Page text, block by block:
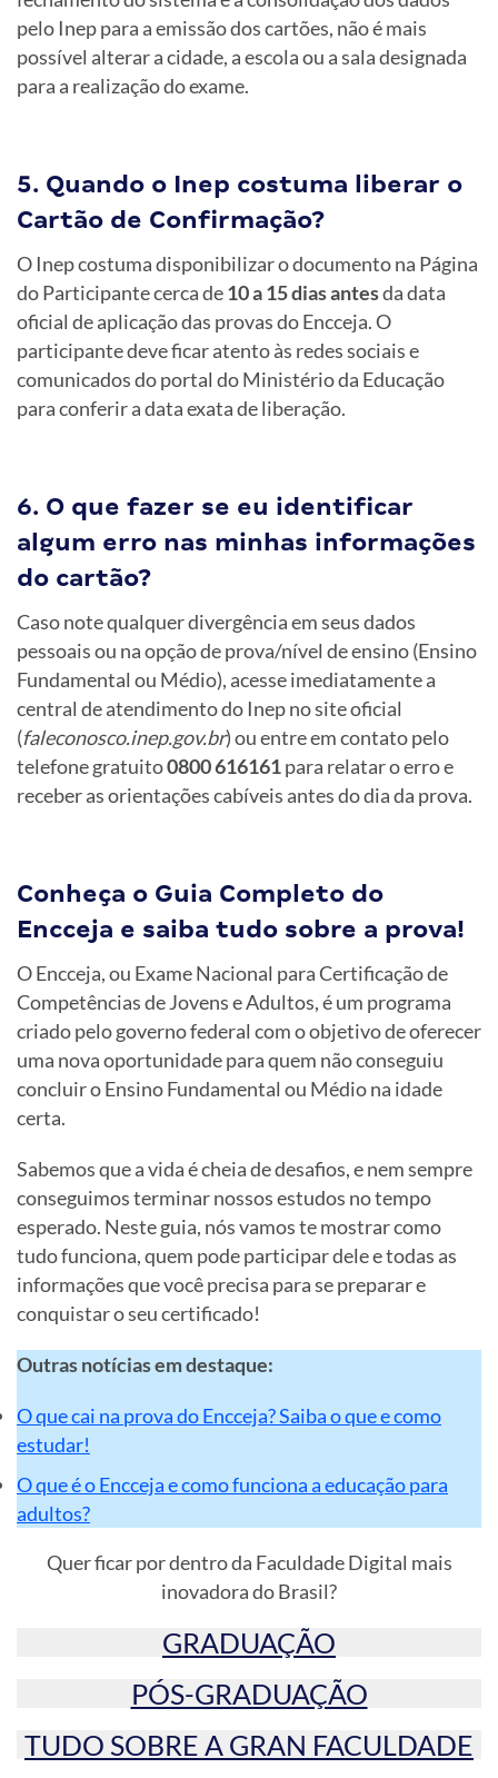
pelo Inep para a emissão dos cartões, não é mais
possível alterar a cidade, a escola ou a sala designada
para a realização do exame.
5. Quando o Inep costuma liberar o
Cartão de Confirmação?
O Inep costuma disponibilizar o documento na Página
do Participante cerca de10 a 15 dias antesda data
oficial de aplicação das provas do Encceja. O
participante deve ficar atento às redes sociais e
comunicados do portal do Ministério da Educação
para conferir a data exata de liberação.
6. O que fazer se eu identificar
algum erro nas minhas informações
do cartão?
Caso note qualquer divergência em seus dados
pessoais ou na opção de prova/nível de ensino (Ensino
Fundamental ou Médio), acesse imediatamente a
central de atendimento do Inep no site oficial
(faleconosco.inep.gov.br) ou entre em contato pelo
telefone gratuito0800 616161para relatar o erro e
receber as orientações cabíveis antes do dia da prova.
Conheça o Guia Completo do
Encceja e saiba tudo sobre a prova!
O Encceja, ou Exame Nacional para Certificação de
Competências de Jovens e Adultos, é um programa
criado pelo governo federal com o objetivo de oferecer
uma nova oportunidade para quem não conseguiu
concluir o Ensino Fundamental ou Médio na idade
certa.
Sabemos que a vida é cheia de desafios, e nem sempre
conseguimos terminar nossos estudos no tempo
esperado. Neste guia, nós vamos te mostrar como
tudo funciona, quem pode participar dele e todas as
informações que você precisa para se preparar e
conquistar o seu certificado!
Outras notícias em destaque:
O que cai na prova do Encceja? Saiba o que e como
estudar!
O que é o Encceja e como funciona a educação para
adultos?
Quer ficar por dentro da Faculdade Digital mais
inovadora do Brasil?
GRADUAÇÃO
PÓS-GRADUAÇÃO
TUDO SOBRE A GRAN FACULDADE